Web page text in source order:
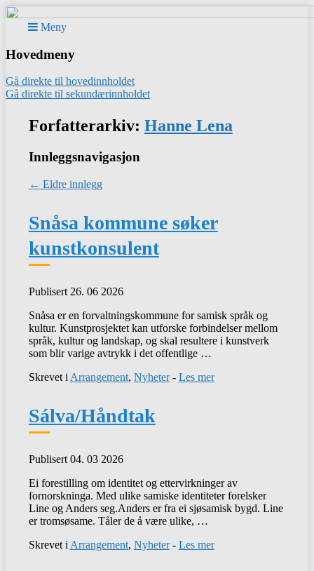
Meny
Hovedmeny
Gå direkte til hovedinnholdet
Gå direkte til sekundærinnholdet
Forfatterarkiv: Hanne Lena
Innleggsnavigasjon
← Eldre innlegg
Snåsa kommune søker
kunstkonsulent
Publisert 26. 06 2026
Snåsa er en forvaltningskommune for samisk språk og
kultur. Kunstprosjektet kan utforske forbindelser mellom
språk, kultur og landskap, og skal resultere i kunstverk
som blir varige avtrykk i det offentlige …
Skrevet i Arrangement, Nyheter- Les mer
Sálva/Håndtak
Publisert 04. 03 2026
Ei forestilling om identitet og ettervirkninger av
fornorskninga. Med ulike samiske identiteter forelsker
Line og Anders seg.Anders er fra ei sjøsamisk bygd. Line
er tromsøsame. Tåler de å være ulike, …
Skrevet i Arrangement, Nyheter- Les mer